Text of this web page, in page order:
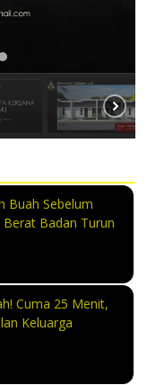
Buah Sebelum
Badan Turun
Cuma 25 Menit,
Keluarga